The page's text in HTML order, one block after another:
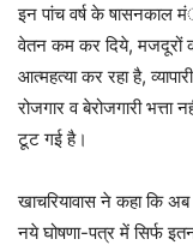
इन पांच वर्ष के षासनकाल
वेतन कम कर दिये, मजदूरों
आत्महत्या कर रहा है,
रोजगार व बेरोजगारी
टूट गई है।
खाचरियावास ने कहा कि
नये घोषणा-पत्र में सिर्फ